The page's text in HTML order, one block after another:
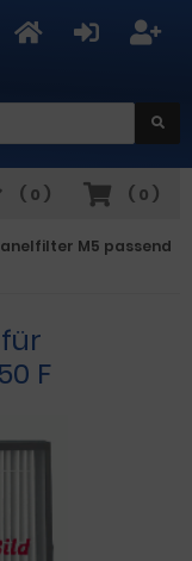
( 0 )
( 0 )
M5 passend
F